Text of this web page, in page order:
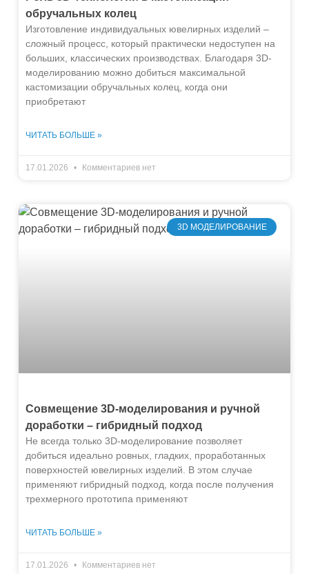
обручальных колец
Изготовление индивидуальных ювелирных изделий –
сложный процесс, который практически недоступен на
больших, классических производствах. Благодаря 3D-
моделированию можно добиться максимальной
кастомизации обручальных колец, когда они
приобретают
ЧИТАТЬ БОЛЬШЕ »
17.01.2026 Комментариев нет
3D МОДЕЛИРОВАНИЕ
Совмещение 3D-моделирования и ручной
доработки – гибридный подход
Не всегда только 3D-моделирование позволяет
добиться идеально ровных, гладких, проработанных
поверхностей ювелирных изделий. В этом случае
применяют гибридный подход, когда после получения
трехмерного прототипа применяют
ЧИТАТЬ БОЛЬШЕ »
17.01.2026 Комментариев нет